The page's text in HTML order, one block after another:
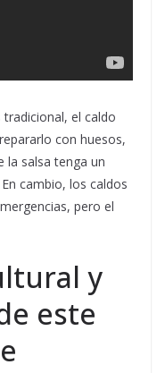
el caldo
con huesos,
la salsa tenga un
cambio, los caldos
pero el
y
este